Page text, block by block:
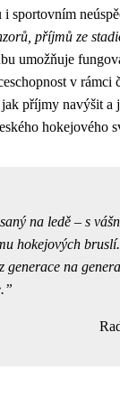
sportovním
příjmů ze
umožňuje
v rámci
příjmy navýšit a
hokejového
na ledě – s
hokejových
na